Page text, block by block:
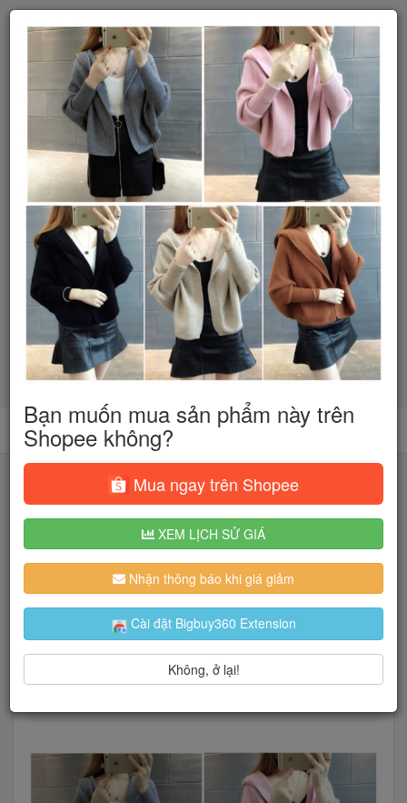
Tìm kiếm
Người dùng đang quan tâm đến 🔥...
Trang chủ Thời Trang Nữ
Trang Phục Đông
Bạn muốn mua sản phẩm này trên
Shopee không?
Mua ngay trên Shopee
XEM LỊCH SỬ GIÁ
Nhận thông báo khi giá giảm
Cài đặt Bigbuy360 Extension
Không, ở lại!